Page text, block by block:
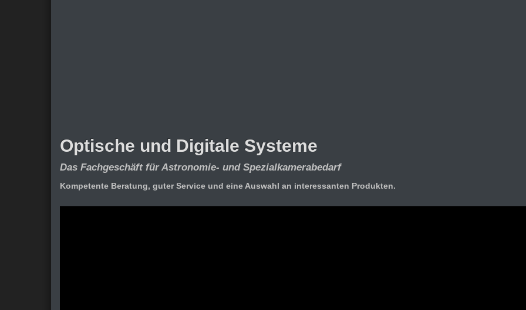
Optische und Digitale Systeme
Das Fachgeschäft für Astronomie- und Spezialkamerabedarf
Kompetente Beratung, guter Service und eine Auswahl an interessanten Produkten.